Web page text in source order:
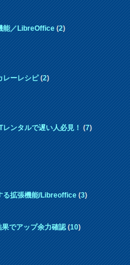
能／LibreOffice(2)
レーレシピ(2)
ンタルで遅い人必見！(7)
る拡張機能/Libreoffice(3)
でアップ余力確認(10)